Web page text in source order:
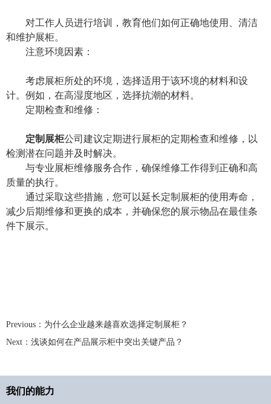
对工作人员进行培训，教育他们如何正确地使用、清洁
和维护展柜。
注意环境因素：
考虑展柜所处的环境，选择适用于该环境的材料和设
计。例如，在高湿度地区，选择抗潮的材料。
定期检查和维修：
定制展柜公司建议定期进行展柜的定期检查和维修，以
检测潜在问题并及时解决。
与专业展柜维修服务合作，确保维修工作得到正确和高
质量的执行。
通过采取这些措施，您可以延长定制展柜的使用寿命，
减少后期维修和更换的成本，并确保您的展示物品在最佳条
件下展示。
Previous： 为什么企业越来越喜欢选择定制展柜？
Next： 浅谈如何在产品展示柜中突出关键产品？
我们的能力